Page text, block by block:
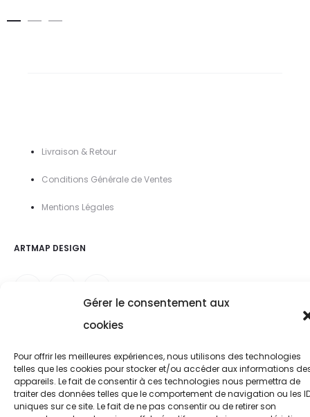
Gérer le consentement aux
cookies
Pour offrir les meilleures expériences, nous utilisons des technologies
telles que les cookies pour stocker et/ou accéder aux informations
appareils. Le fait de consentir à ces technologies nous permettra de
traiter des données telles que le comportement de navigation ou les
uniques sur ce site. Le fait de ne pas consentir ou de retirer son
Livraison & Retour
Conditions Générale de Ventes
Mentions Légales
ARTMAP DESIGN